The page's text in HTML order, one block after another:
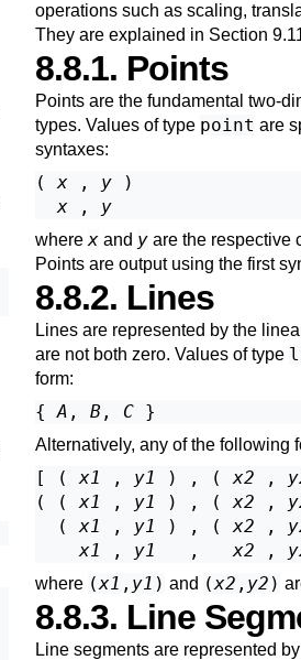
operations such as scaling,
They are explained in Section
8.8.1. Points
Points are the fundamental two-
types. Values of type point are
syntaxes:
( x , y )
x , y
where xand yare the respective
Points are output using the first
8.8.2. Lines
Lines are represented by the
are not both zero. Values of type
form:
{ A , B , C
Alternatively, any of the following
[ ( x1 , y1 ) , ( x2 ,
( ( x1 , y1 ) , ( x2 ,
  (
x1 , y1 ) , ( x2 ,
x1 , y1
   ,
x2 ,
where (x1 , y1 ) and (x2 , y2 )
8.8.3. Line
Line segments are represented